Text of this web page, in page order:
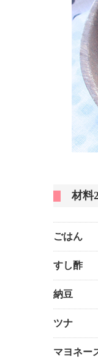
材料
ごはん
すし酢
納豆
ツナ
マヨネー